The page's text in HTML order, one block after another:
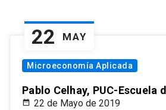
22 MAY
Microeconomía Aplicada
Pablo Celhay, PUC-Escuela
22 de Mayo de 2019